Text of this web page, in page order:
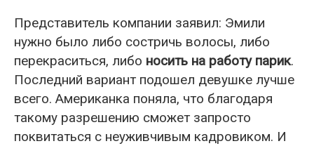
Представитель компании заявил: Эмили
нужно было либо состричь волосы, либо
перекраситься, либо носить на работу парик.
Последний вариант подошел девушке лучше
всего. Американка поняла, что благодаря
такому разрешению сможет запросто
поквитаться с неуживчивым кадровиком. И